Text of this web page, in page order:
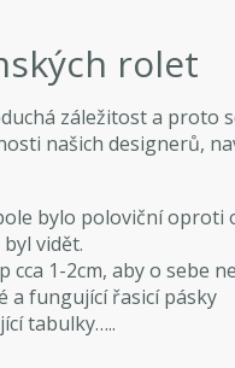
rolet
záležitost a proto
našich designerů,
bylo poloviční
vidět.
1-2cm, aby o sebe
a fungující řasicí pásky
tabulky…..